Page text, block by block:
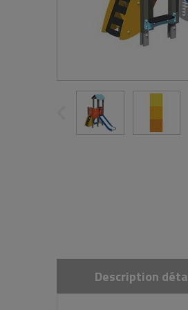
Description